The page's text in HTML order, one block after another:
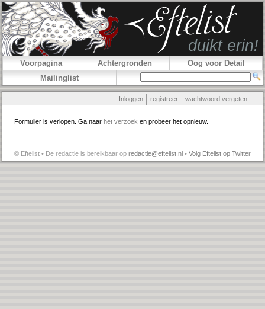
Voorpagina Achtergronden
Oog voor Detail
Mailinglist
Inloggen registreer wachtwoord vergeten
Formulier is verlopen. Ga naar het verzoek en probeer het opnieuw.
© Eftelist • De redactie is bereikbaar op redactie@eftelist.nl • Volg Eftelist op Twitter